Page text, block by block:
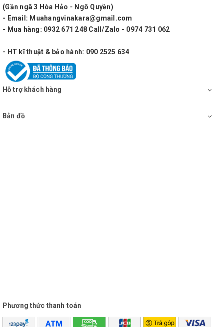
(Gần ngã 3 Hòa Hảo - Ngô Quyền)
- Email: Muahangvinakara@gmail.com
- Mua hàng: 0932 671 248 Call/Zalo - 0974 731 062
- HT kĩ thuật & bảo hành: 090 2525 634
Hỗ trợ khách hàng
Bản đồ
Phương thức thanh toán